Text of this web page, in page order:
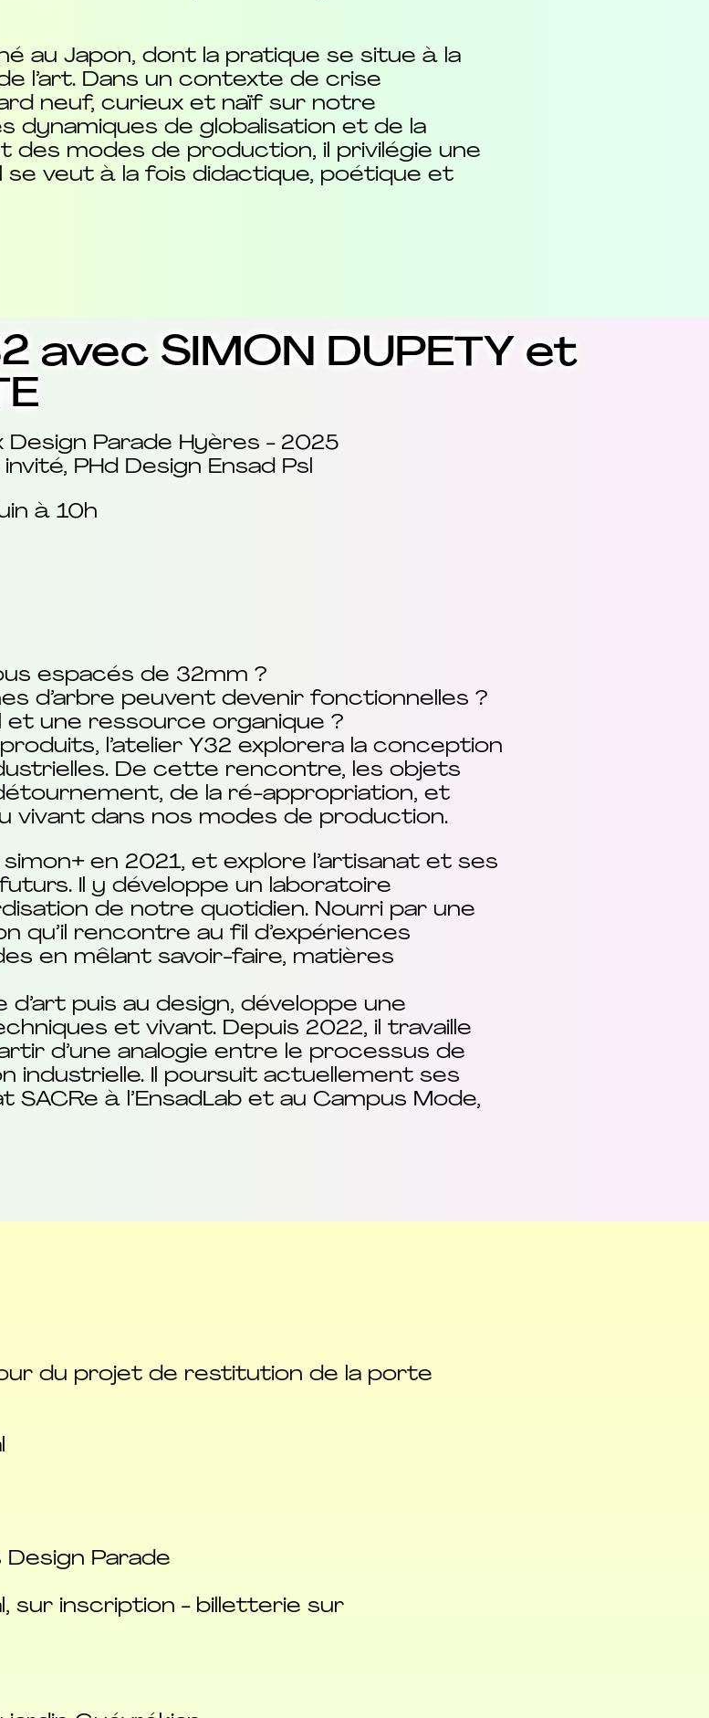
au Japon, dont la pratique se situe à la
l’art. Dans un contexte de crise
neuf, curieux et naïf sur notre
dynamiques de globalisation et de la
modes de production, il privilégie une
se veut à la fois didactique, poétique et
avec SIMON DUPETY et
Parade Hyères - 2025
PHd Design Ensad Psl
à 10h
espacés de 32mm ?
d’arbre peuvent devenir fonctionnelles ?
une ressource organique ?
l’atelier Y32 explorera la conception
De cette rencontre, les objets
de la ré-appropriation, et
vivant dans nos modes de production.
en 2021, et explore l’artisanat et ses
Il y développe un laboratoire
de notre quotidien. Nourri par une
qu’il rencontre au fil d’expériences
en mêlant savoir-faire, matières
puis au design, développe une
et vivant. Depuis 2022, il travaille
d’une analogie entre le processus de
industrielle. Il poursuit actuellement ses
à l’EnsadLab et au Campus Mode,
du projet de restitution de la porte
Parade
sur inscription - billetterie sur